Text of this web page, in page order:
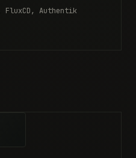
FluxCD, Authentik